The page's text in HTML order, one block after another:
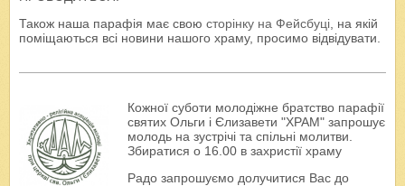
Також наша парафія має свою сторінку на Фейсбуці, на якій
поміщаються всі новини нашого храму, просимо відвідувати.
Кожної суботи молодіжне братство парафії
святих Ольги і Єлизавети "ХРАМ" запрошує
молодь на зустрічі та спільні молитви.
Збиратися о 16.00 в захристії храму
Радо запрошуємо долучитися Вас до